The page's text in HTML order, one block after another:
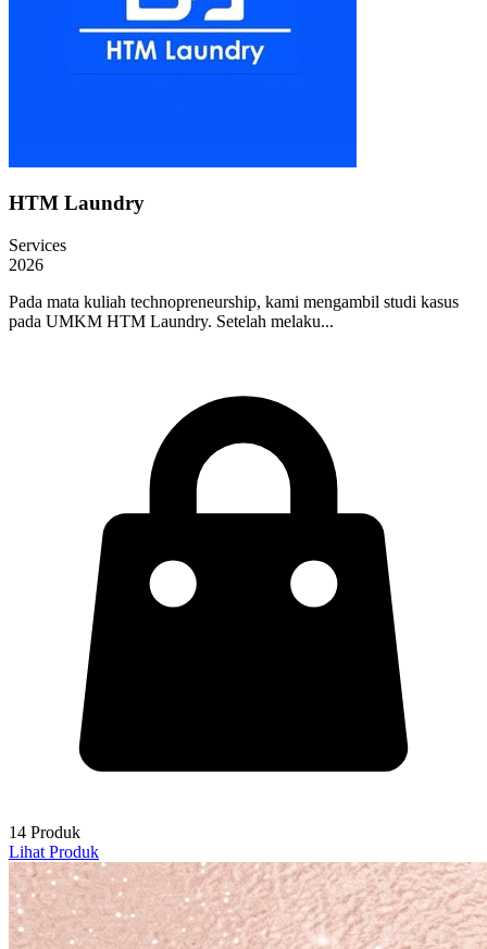
HTM Laundry
Services
2026
Pada mata kuliah technopreneurship, kami mengambil studi kasus
pada UMKM HTM Laundry. Setelah melaku...
14 Produk
Lihat Produk